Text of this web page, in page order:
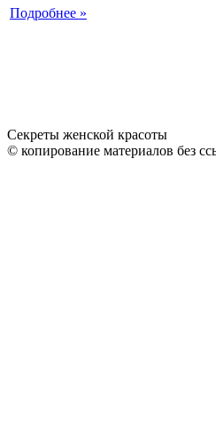
Подробнее »
Секреты женской красоты
© копирование материалов без